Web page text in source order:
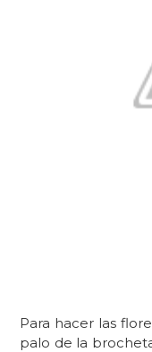
Para hacer las
palo de la